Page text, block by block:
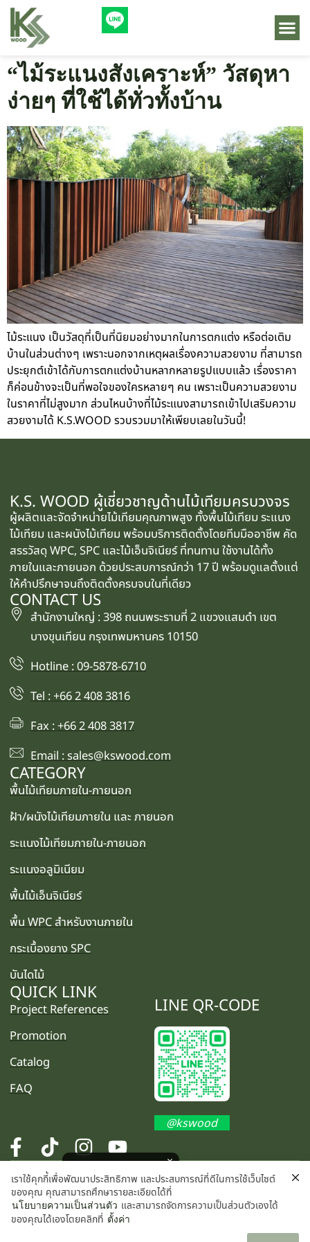
“ไม้ระแนงสังเคราะห์” วัสดุหา
ง่ายๆ ที่ใช้ได้ทั่วทั้งบ้าน
ไม้ระแนง เป็นวัสดุที่เป็นที่นิยมอย่างมากในการตกแต่ง หรือต่อเติม
บ้านในส่วนต่างๆ เพราะนอกจากเหตุผลเรื่องความสวยงาม ที่สามารถ
ประยุกต์เข้าได้กับการตกแต่งบ้านหลากหลายรูปแบบแล้ว เรื่องราคา
ก็ค่อนข้างจะเป็นที่พอใจของใครหลายๆ คน เพราะเป็นความสวยงาม
ในราคาที่ไม่สูงมาก ส่วนไหนบ้างที่ไม้ระแนงสามารถเข้าไปเสริมความ
สวยงามได้ K.S.WOOD รวบรวมมาให้เพียบเลยในวันนี้!
K.S. WOOD ผู้เชี่ยวชาญด้านไม้เทียมครบวงจร
ผู้ผลิตและจัดจำหน่ายไม้เทียมคุณภาพสูง ทั้งพื้นไม้เทียม ระแนง
ไม้เทียม และผนังไม้เทียม พร้อมบริการติดตั้งโดยทีมมืออาชีพ คัด
สรรวัสดุ WPC, SPC และไม้เอ็นจิเนียร์ ที่ทนทาน ใช้งานได้ทั้ง
ภายในและภายนอก ด้วยประสบการณ์กว่า 17 ปี พร้อมดูแลตั้งแต่
ให้คำปรึกษาจนถึงติดตั้งครบจบในที่เดียว
CONTACT US
สำนักงานใหญ่ : 398 ถนนพระรามที่ 2 แขวงแสมดำ เขต
บางขุนเทียน กรุงเทพมหานคร 10150
Hotline : 09-5878-6710
Tel : +66 2 408 3816
Fax : +66 2 408 3817
Email : sales@kswood.com
CATEGORY
พื้นไม้เทียมภายใน-ภายนอก
ฝ้า/ผนังไม้เทียมภายใน และ ภายนอก
ระแนงไม้เทียมภายใน-ภายนอก
ระแนงอลูมิเนียม
พื้นไม้เอ็นจิเนียร์
พื้น WPC สำหรับงานภายใน
กระเบื้องยาง SPC
บันไดไม้
QUICK LINK
Project References
Promotion
Catalog
FAQ
LINE QR-CODE
@kswood
©2025 K.S. WOOD CO., LTD. All rights reserved.
เราใช้คุกกี้เพื่อพัฒนาประสิทธิภาพ และประสบการณ์ที่ดีในการใช้เว็บไซต์
ของคุณ คุณสามารถศึกษารายละเอียดได้ที่
นโยบายความเป็นส่วนตัว และสามารถจัดการความเป็นส่วนตัวเองได้
ของคุณได้เองโดยคลิกที่ ตั้งค่า